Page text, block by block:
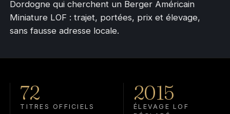
Dordogne qui cherchent un Berger Américain
Miniature LOF : trajet, portées, prix et élevage,
sans fausse adresse locale.
72
TITRES OFFICIELS
2015
ÉLEVAGE LOF